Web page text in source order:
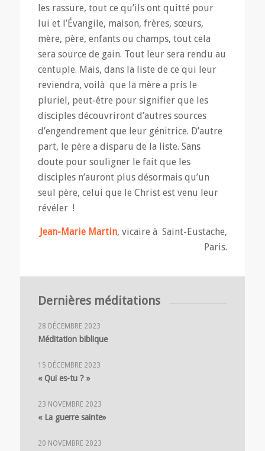
les rassure, tout ce qu’ils ont quitté pour
lui et l’Évangile, maison, frères, sœurs,
mère, père, enfants ou champs, tout cela
sera source de gain. Tout leur sera rendu au
centuple. Mais, dans la liste de ce qui leur
reviendra, voilà que la mère a pris le
pluriel, peut-être pour signifier que les
disciples découvriront d’autres sources
d’engendrement que leur génitrice. D’autre
part, le père a disparu de la liste. Sans
doute pour souligner le fait que les
disciples n’auront plus désormais qu’un
seul père, celui que le Christ est venu leur
révéler !
Jean-Marie Martin, vicaire à Saint-Eustache,
Paris.
Dernières méditations
28 DÉCEMBRE 2023
Méditation biblique
15 DÉCEMBRE 2023
« Qui es-tu ? »
23 NOVEMBRE 2023
« La guerre sainte»
20 NOVEMBRE 2023